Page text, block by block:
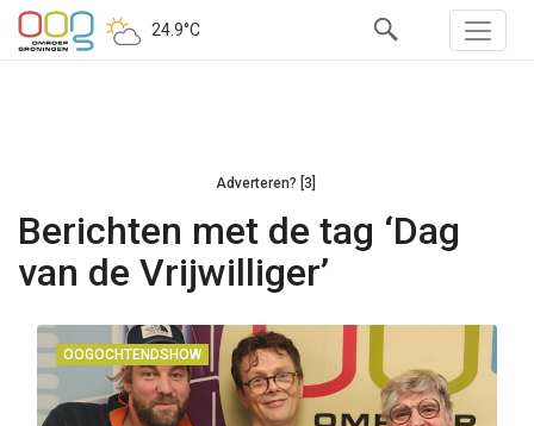
24.9°C
Adverteren? [3]
Berichten met de tag ‘Dag
van de Vrijwilliger’
OOGOCHTENDSHOW